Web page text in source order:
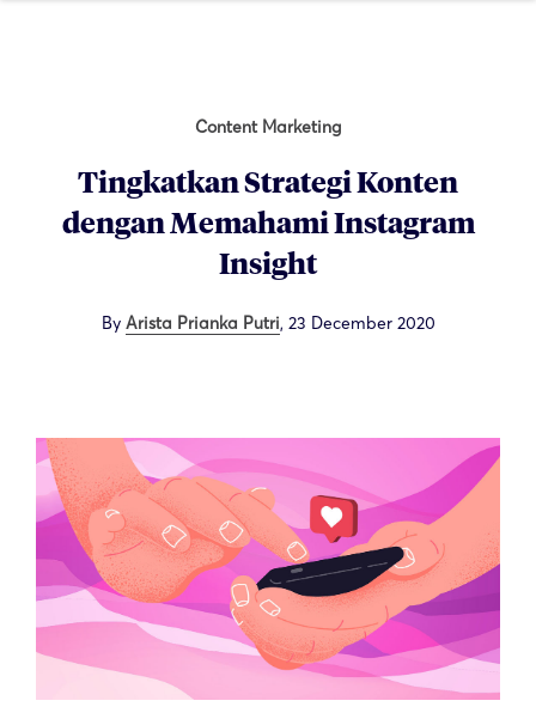
Content Marketing
Tingkatkan Strategi Konten
dengan Memahami Instagram
Insight
By Arista Prianka Putri, 23 December 2020